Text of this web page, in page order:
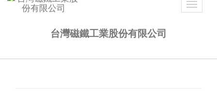
Toggle
台灣磁鐵工業股份有限公司